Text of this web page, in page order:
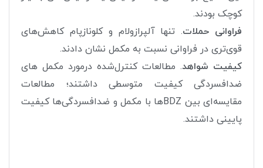
کوچک بودند.
فراوانی حملات. تنها آلپرازولام و کلونازپام کاهش‌های
قوی‌تری در فراوانی نسبت به مکمل نشان دادند.
کیفیت شواهد. مطالعات کنترل‌شده درمورد مکمل های
ضدافسردگی کیفیت متوسطی داشتند؛ مطالعات
مقایسه‌ای بین BDZها با مکمل و ضدافسردگی‌ها کیفیت
پایینی داشتند.